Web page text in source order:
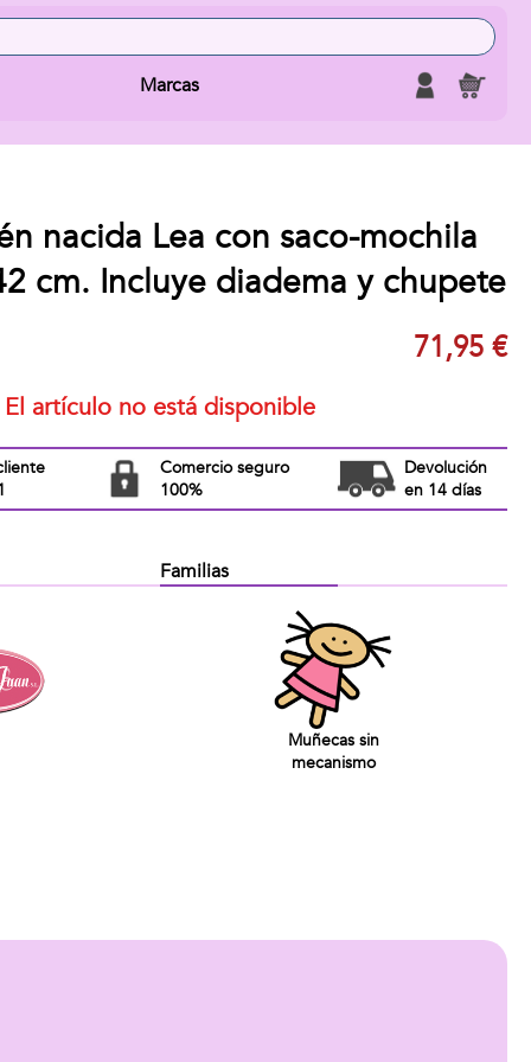
Marcas
nacida Lea con saco-mochila
cm. Incluye diadema y chupete
71,95 €
El artículo no está disponible
Comercio seguro
100%
Devolución
en 14 días
Familias
Muñecas sin
mecanismo